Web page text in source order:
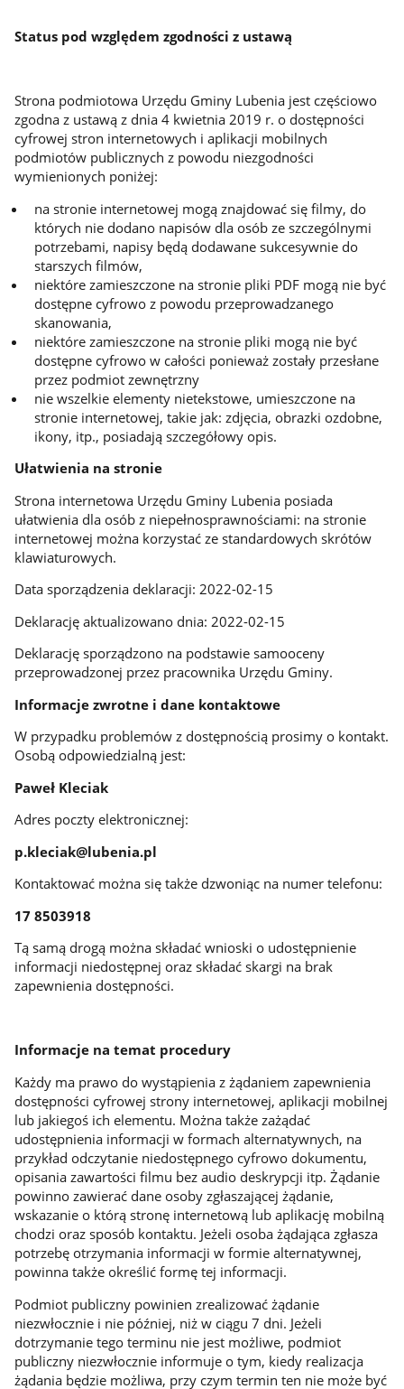
Status pod względem zgodności z ustawą
Strona podmiotowa Urzędu Gminy Lubenia jest częściowo
zgodna z ustawą z dnia 4 kwietnia 2019 r. o dostępności
cyfrowej stron internetowych i aplikacji mobilnych
podmiotów publicznych z powodu niezgodności
wymienionych poniżej:
na stronie internetowej mogą znajdować się filmy, do
których nie dodano napisów dla osób ze szczególnymi
potrzebami, napisy będą dodawane sukcesywnie do
starszych filmów,
niektóre zamieszczone na stronie pliki PDF mogą nie być
dostępne cyfrowo z powodu przeprowadzanego
skanowania,
niektóre zamieszczone na stronie pliki mogą nie być
dostępne cyfrowo w całości ponieważ zostały przesłane
przez podmiot zewnętrzny
nie wszelkie elementy nietekstowe, umieszczone na
stronie internetowej, takie jak: zdjęcia, obrazki ozdobne,
ikony, itp., posiadają szczegółowy opis.
Ułatwienia na stronie
Strona internetowa Urzędu Gminy Lubenia posiada
ułatwienia dla osób z niepełnosprawnościami: na stronie
internetowej można korzystać ze standardowych skrótów
klawiaturowych.
Data sporządzenia deklaracji: 2022-02-15
Deklarację aktualizowano dnia: 2022-02-15
Deklarację sporządzono na podstawie samooceny
przeprowadzonej przez pracownika Urzędu Gminy.
Informacje zwrotne i dane kontaktowe
W przypadku problemów z dostępnością prosimy o kontakt.
Osobą odpowiedzialną jest:
Paweł Kleciak
Adres poczty elektronicznej:
p.kleciak@lubenia.pl
Kontaktować można się także dzwoniąc na numer telefonu:
17 8503918
Tą samą drogą można składać wnioski o udostępnienie
informacji niedostępnej oraz składać skargi na brak
zapewnienia dostępności.
Informacje na temat procedury
Każdy ma prawo do wystąpienia z żądaniem zapewnienia
dostępności cyfrowej strony internetowej, aplikacji mobilnej
lub jakiegoś ich elementu. Można także zażądać
udostępnienia informacji w formach alternatywnych, na
przykład odczytanie niedostępnego cyfrowo dokumentu,
opisania zawartości filmu bez audio deskrypcji itp. Żądanie
powinno zawierać dane osoby zgłaszającej żądanie,
wskazanie o którą stronę internetową lub aplikację mobilną
chodzi oraz sposób kontaktu. Jeżeli osoba żądająca zgłasza
potrzebę otrzymania informacji w formie alternatywnej,
powinna także określić formę tej informacji.
Podmiot publiczny powinien zrealizować żądanie
niezwłocznie i nie później, niż w ciągu 7 dni. Jeżeli
dotrzymanie tego terminu nie jest możliwe, podmiot
publiczny niezwłocznie informuje o tym, kiedy realizacja
żądania będzie możliwa, przy czym termin ten nie może być